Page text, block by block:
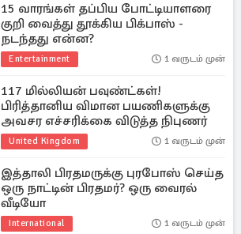
15 வாரங்கள் தப்பிய போட்டியாளரை
குறி வைத்து தூக்கிய பிக்பாஸ் -
நடந்தது என்ன?
Entertainment 1 வருடம் முன்
117 மில்லியன் பவுண்ட்கள்!
பிரித்தானிய விமான பயணிகளுக்கு
அவசர எச்சரிக்கை விடுத்த நிபுணர்
United Kingdom 1 வருடம் முன்
இத்தாலி பிரதமருக்கு புரபோஸ் செய்த
ஒரு நாட்டின் பிரதமர்? ஒரு வைரல்
வீடியோ
International 1 வருடம் முன்